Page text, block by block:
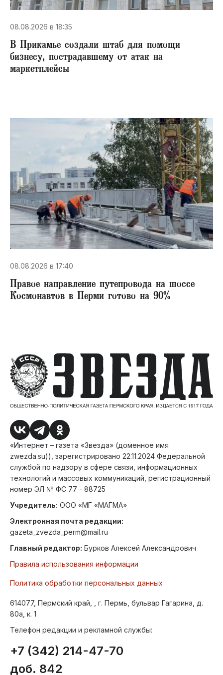
08.08.2026 в 18:35
В Прикамье создали штаб для помощи
бизнесу, пострадавшему от атак на
маркетплейсы
08.08.2026 в 17:40
Правое направление путепровода на шоссе
Космонавтов в Перми готово на 90%
«Интернет – газета «Звезда» (доменное имя
zwezda.su)), зарегистрировано 22.11.2024 Федеральной
службой по надзору в сфере связи, информационных
технологий и массовых коммуникаций, регистрационный
номер ЭЛ № ФС 77 - 88725
Учредитель: ООО «МГ «МАГМА»
Электронная почта редакции:
gazeta_zvezda_perm@mail.ru
Главный редактор: Бурков Алексей Александрович
Правила использования информации
Политика обработки персональных данных
614077, Пермский край, , г. Пермь, бульвар Гагарина, д.
80а, к. 1
Телефон редакции и рекламной службы:
+7 (342) 214-47-70
доб. 842